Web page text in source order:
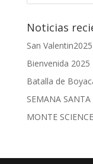
Noticias
San Valentin2025
Bienvenida 2025
Batalla de
SEMANA SANTA
MONTE